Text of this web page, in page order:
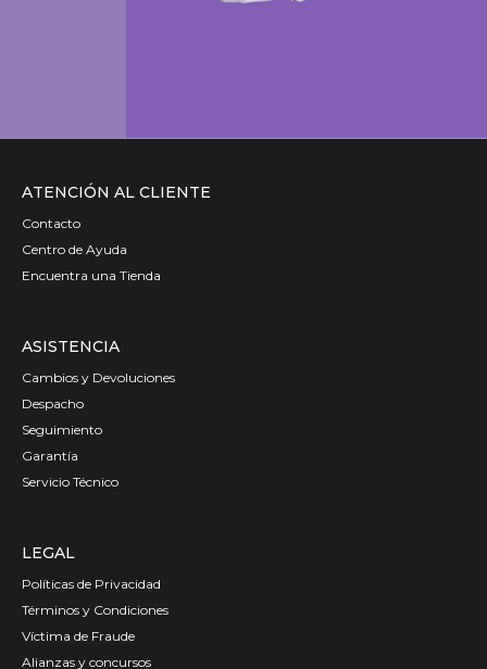
ATENCIÓN AL CLIENTE
Contacto
Centro de Ayuda
Encuentra una Tienda
ASISTENCIA
Cambios y Devoluciones
Despacho
Seguimiento
Garantía
Servicio Técnico
LEGAL
Políticas de Privacidad
Términos y Condiciones
Víctima de Fraude
Alianzas y concursos